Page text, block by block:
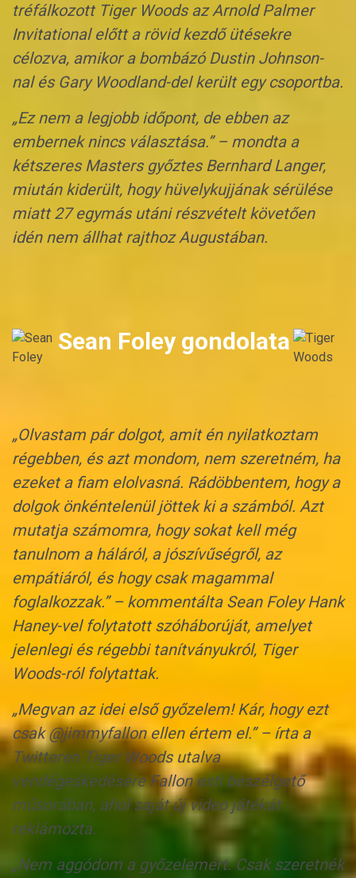
tréfálkozott Tiger Woods az Arnold Palmer
Invitational előtt a rövid kezdő ütésekre
célozva, amikor a bombázó Dustin Johnson-
nal és Gary Woodland-del került egy csoportba.
„Ez nem a legjobb időpont, de ebben az
embernek nincs választása.” – mondta a
kétszeres Masters győztes Bernhard Langer,
miután kiderült, hogy hüvelykujjának sérülése
miatt 27 egymás utáni részvételt követően
idén nem állhat rajthoz Augustában.
Sean Foley gondolata
„Olvastam pár dolgot, amit én nyilatkoztam
régebben, és azt mondom, nem szeretném, ha
ezeket a fiam elolvasná. Rádöbbentem, hogy a
dolgok önkéntelenül jöttek ki a számból. Azt
mutatja számomra, hogy sokat kell még
tanulnom a háláról, a jószívűségről, az
empátiáról, és hogy csak magammal
foglalkozzak.” – kommentálta Sean Foley Hank
Haney-vel folytatott szóháborúját, amelyet
jelenlegi és régebbi tanítványukról, Tiger
Woods-ról folytattak.
„Megvan az idei első győzelem! Kár, hogy ezt
csak @jimmyfallon ellen értem el.” – írta a
Twitteren Tiger Woods utalva
vendégeskedésére Fallon esti beszélgető
műsorában, ahol saját új video játékát
reklámozta.
„Nem aggódom a győzelemért. Csak szeretnék